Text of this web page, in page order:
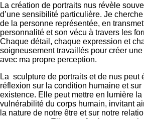
La création de portraits nus révèle
d’une sensibilité particulière. Je
de la personne représentée, en
personnalité et son vécu à travers les
Chaque détail, chaque expression et
soigneusement travaillés pour créer
avec ma propre perception.
La sculpture de portraits et de nus peut
réflexion sur la condition humaine et
existence. Elle peut mettre en lumière la
vulnérabilité du corps humain, invitant
la nature de notre être et sur notre